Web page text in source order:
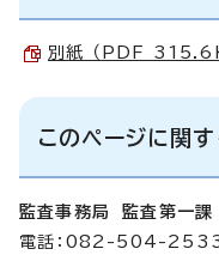
別紙 （PDF
このページに関
監査事務局 監査第一課
電話：082-504-